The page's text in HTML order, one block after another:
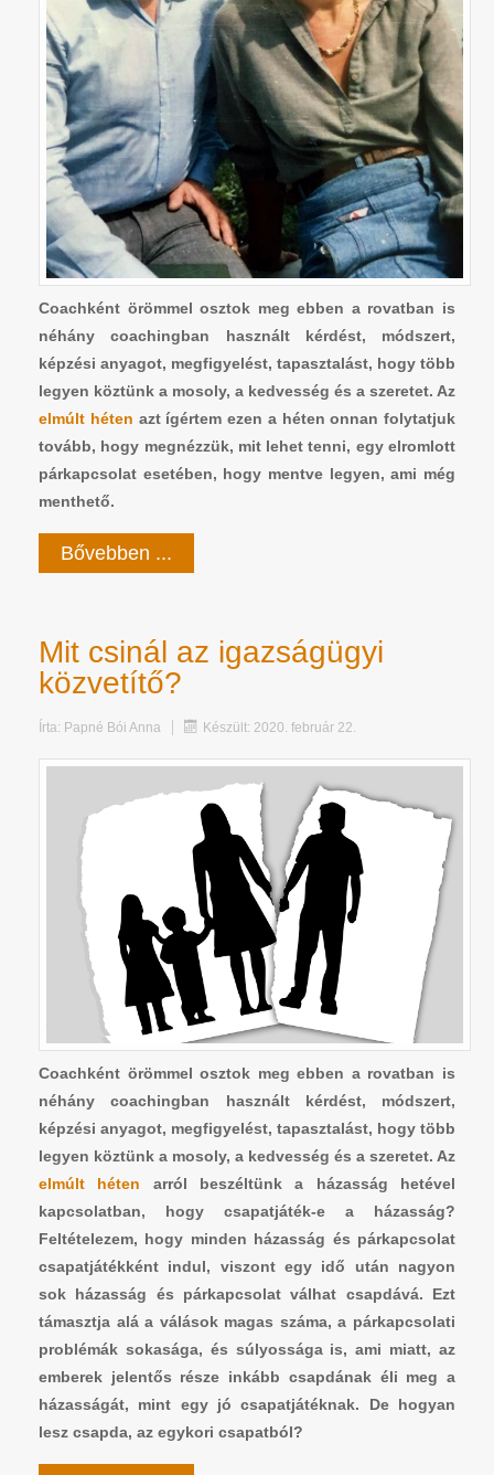
Coachként örömmel osztok meg ebben a rovatban is
néhány coachingban használt kérdést, módszert,
képzési anyagot, megfigyelést, tapasztalást, hogy több
legyen köztünk a mosoly, a kedvesség és a szeretet. Az
elmúlt héten azt ígértem ezen a héten onnan folytatjuk
tovább, hogy megnézzük, mit lehet tenni, egy elromlott
párkapcsolat esetében, hogy mentve legyen, ami még
menthető.
Bővebben ...
Mit csinál az igazságügyi
közvetítő?
Írta: Papné Bói Anna Készült: 2020. február 22.
Coachként örömmel osztok meg ebben a rovatban is
néhány coachingban használt kérdést, módszert,
képzési anyagot, megfigyelést, tapasztalást, hogy több
legyen köztünk a mosoly, a kedvesség és a szeretet. Az
elmúlt héten arról beszéltünk a házasság hetével
kapcsolatban, hogy csapatjáték-e a házasság?
Feltételezem, hogy minden házasság és párkapcsolat
csapatjátékként indul, viszont egy idő után nagyon
sok házasság és párkapcsolat válhat csapdává. Ezt
támasztja alá a válások magas száma, a párkapcsolati
problémák sokasága, és súlyossága is, ami miatt, az
emberek jelentős része inkább csapdának éli meg a
házasságát, mint egy jó csapatjátéknak. De hogyan
lesz csapda, az egykori csapatból?